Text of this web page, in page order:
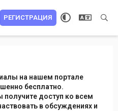
РЕГИСТРАЦИЯ
на нашем портале
бесплатно.
получите доступ ко всем
в обсуждениях и